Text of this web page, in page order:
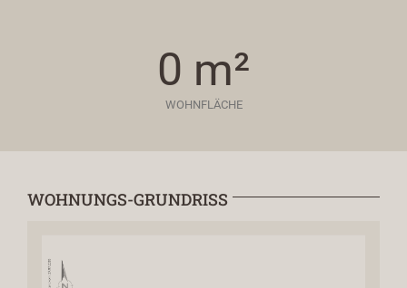
0 m²
WOHNFLÄCHE
WOHNUNGS-GRUNDRISS